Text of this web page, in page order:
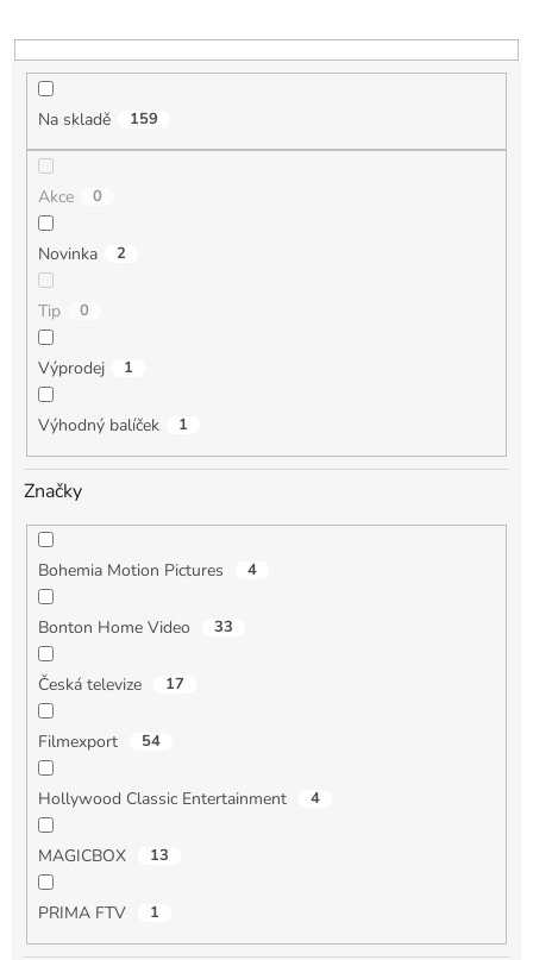
u
Na skladě 159
Akce 0
Novinka 2
Tip 0
Výprodej 1
Výhodný balíček 1
Značky
Bohemia Motion Pictures 4
Bonton Home Video 33
Česká televize 17
Filmexport 54
Hollywood Classic Entertainment 4
MAGICBOX 13
PRIMA FTV 1